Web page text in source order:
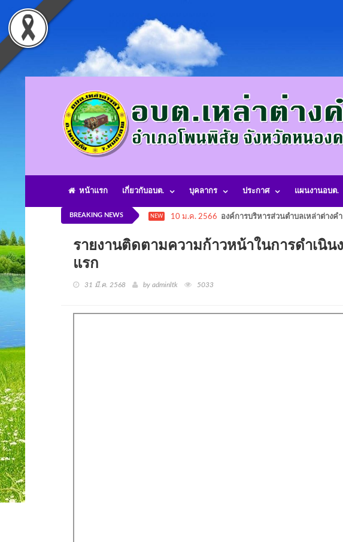
หน้าแรก เกี่ยวกับอบต. บุคลากร ประกาศ แผนงานอบต.
BREAKING NEWS NEW 10 ม.ค. 2566 องค์การบริหารส่วนตำบลเหล่าต่างค
รายงานติดตามความก้าวหน้าในการดำเนิน
แรก
31 มี.ค. 2568 by adminltk 5033